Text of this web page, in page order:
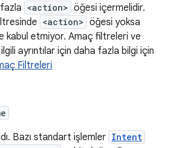
<action> öğesi içermelidir.
<action> öğesi yoksa
kabul etmiyor. Amaç filtreleri ve
ayrıntılar için daha fazla bilgi için
Filtreleri
Bazı standart işlemler Intent